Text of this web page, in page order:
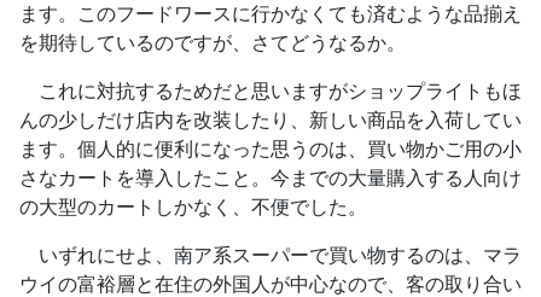
ます。このフードワースに行かなくても済むような品揃え
を期待しているのですが、さてどうなるか。
これに対抗するためだと思いますがショップライトもほ
んの少しだけ店内を改装したり、新しい商品を入荷してい
ます。個人的に便利になった思うのは、買い物かご用の小
さなカートを導入したこと。今までの大量購入する人向け
の大型のカートしかなく、不便でした。
いずれにせよ、南ア系スーパーで買い物するのは、マラ
ウイの富裕層と在住の外国人が中心なので、客の取り合い